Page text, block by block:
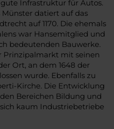
Infrastruktur für Autos.
datiert auf das
auf 1170. Die ehemals
war Hansemitglied und
bedeutenden Bauwerke.
Prinzipalmarkt mit seinen
Ort, an dem 1648 der
wurde. Ebenfalls zu
Kirche. Die Entwicklung
Bereichen Bildung und
kaum Industriebetriebe